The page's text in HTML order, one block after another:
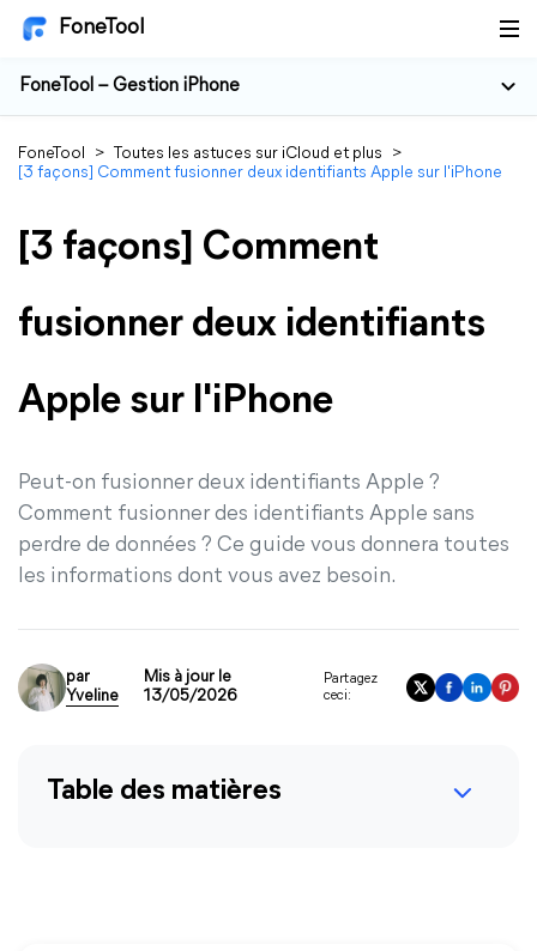
FoneTool
FoneTool – Gestion iPhone
FoneTool > Toutes les astuces sur iCloud et plus
>
[3 façons] Comment fusionner deux identifiants Apple sur l'iPhone
[3 façons] Comment
fusionner deux identifiants
Apple sur l'iPhone
Peut-on fusionner deux identifiants Apple ?
Comment fusionner des identifiants Apple sans
perdre de données ? Ce guide vous donnera toutes
les informations dont vous avez besoin.
par
Yveline
Mis à jour le
13/05/2026
Partagez
ceci:
Table des matières